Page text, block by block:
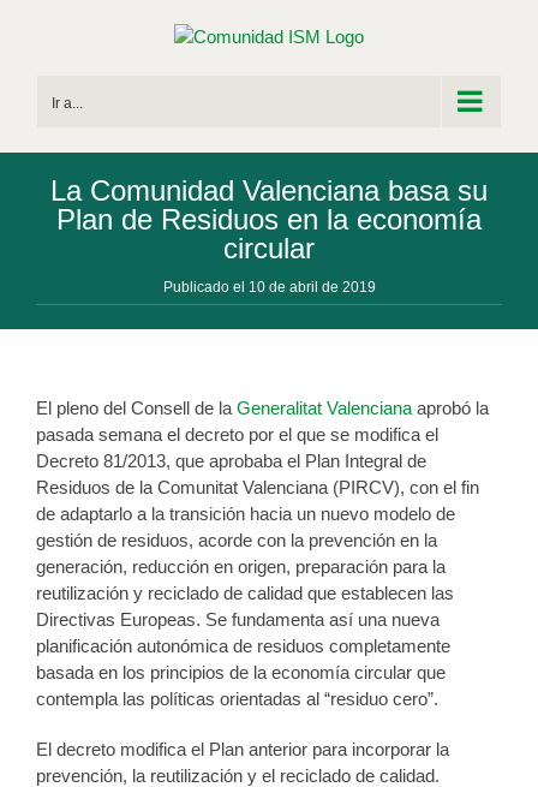
Ir a...
La Comunidad Valenciana basa su
Plan de Residuos en la economía
circular
Publicado el 10 de abril de 2019
El pleno del Consell de la Generalitat Valenciana aprobó la
pasada semana el decreto por el que se modifica el
Decreto 81/2013, que aprobaba el Plan Integral de
Residuos de la Comunitat Valenciana (PIRCV), con el fin
de adaptarlo a la transición hacia un nuevo modelo de
gestión de residuos, acorde con la prevención en la
generación, reducción en origen, preparación para la
reutilización y reciclado de calidad que establecen las
Directivas Europeas. Se fundamenta así una nueva
planificación autonómica de residuos completamente
basada en los principios de la economía circular que
contempla las políticas orientadas al “residuo cero”.
El decreto modifica el Plan anterior para incorporar la
prevención, la reutilización y el reciclado de calidad.